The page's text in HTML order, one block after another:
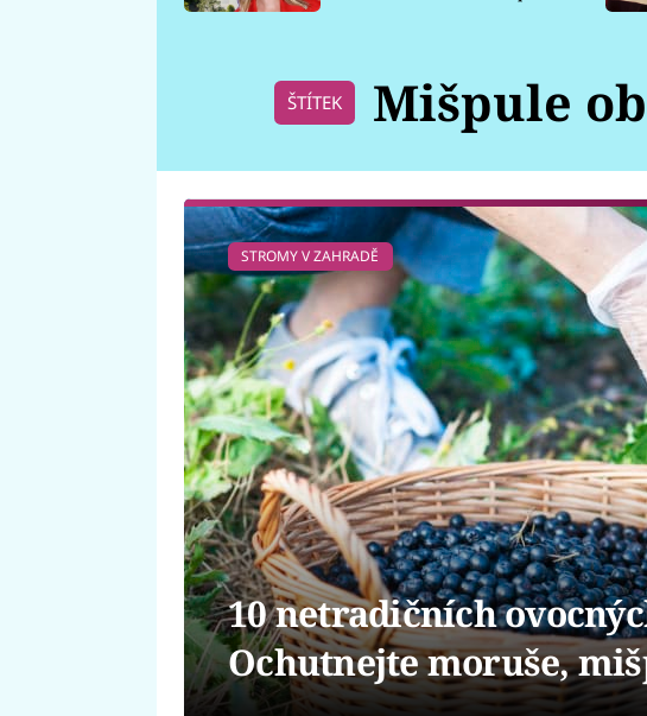
ŠTÍTEK Mišpule
STROMY V ZAHRADĚ
10 netradičních
Ochutnejte moruše,